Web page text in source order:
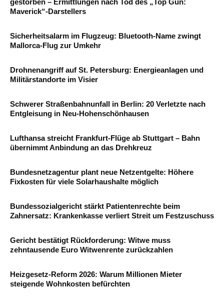
gestorben – Ermittlungen nach Tod des „Top Gun:
Maverick“-Darstellers
Sicherheitsalarm im Flugzeug: Bluetooth-Name zwingt
Mallorca-Flug zur Umkehr
Drohnenangriff auf St. Petersburg: Energieanlagen und
Militärstandorte im Visier
Schwerer Straßenbahnunfall in Berlin: 20 Verletzte nach
Entgleisung in Neu-Hohenschönhausen
Lufthansa streicht Frankfurt-Flüge ab Stuttgart – Bahn
übernimmt Anbindung an das Drehkreuz
Bundesnetzagentur plant neue Netzentgelte: Höhere
Fixkosten für viele Solarhaushalte möglich
Bundessozialgericht stärkt Patientenrechte beim
Zahnersatz: Krankenkasse verliert Streit um Festzuschuss
Gericht bestätigt Rückforderung: Witwe muss
zehntausende Euro Witwenrente zurückzahlen
Heizgesetz-Reform 2026: Warum Millionen Mieter
steigende Wohnkosten befürchten